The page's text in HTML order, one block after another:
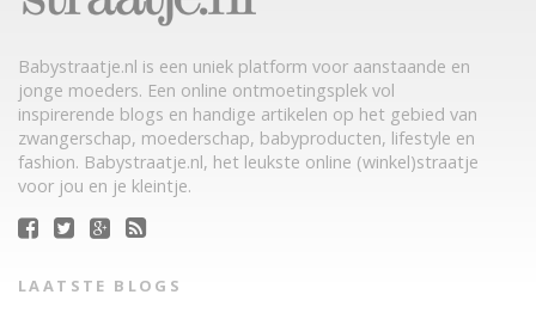
Babystraatje.nl is een uniek platform voor aanstaande en
jonge moeders. Een online ontmoetingsplek vol
inspirerende blogs en handige artikelen op het gebied van
zwangerschap, moederschap, babyproducten, lifestyle en
fashion. Babystraatje.nl, het leukste online (winkel)straatje
voor jou en je kleintje.
LAATSTE BLOGS